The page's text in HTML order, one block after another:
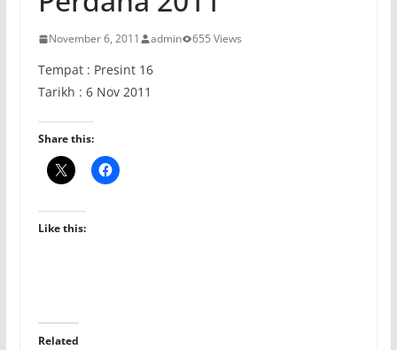
November 6, 2011 admin 655 Views
Tempat : Presint 16
Tarikh : 6 Nov 2011
Share this:
Like this:
Related